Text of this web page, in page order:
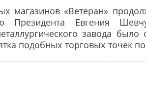
магазинов «Ветеран»
Президента Евгения
завода
подобных торговых точек